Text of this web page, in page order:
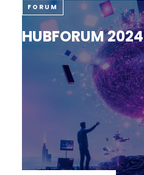
FORUM
HUBFORUM 2024